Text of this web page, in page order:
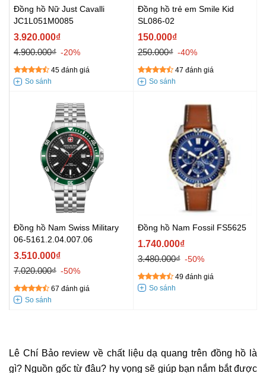
Đồng hồ Nữ Just Cavalli
JC1L051M0085
3.920.000₫
4.900.000₫ -20%
45 đánh giá
Đồng hồ trẻ em Smile Kid
SL086-02
150.000₫
250.000₫ -40%
47 đánh giá
Đồng hồ Nam Swiss Military
06-5161.2.04.007.06
3.510.000₫
7.020.000₫ -50%
67 đánh giá
Đồng hồ Nam Fossil FS5625
1.740.000₫
3.480.000₫ -50%
49 đánh giá
Lê Chí Bảo review về chất liệu dạ quang trên đồng hồ là
gì? Nguồn gốc từ đâu? hy vọng sẽ giúp bạn nắm bắt được